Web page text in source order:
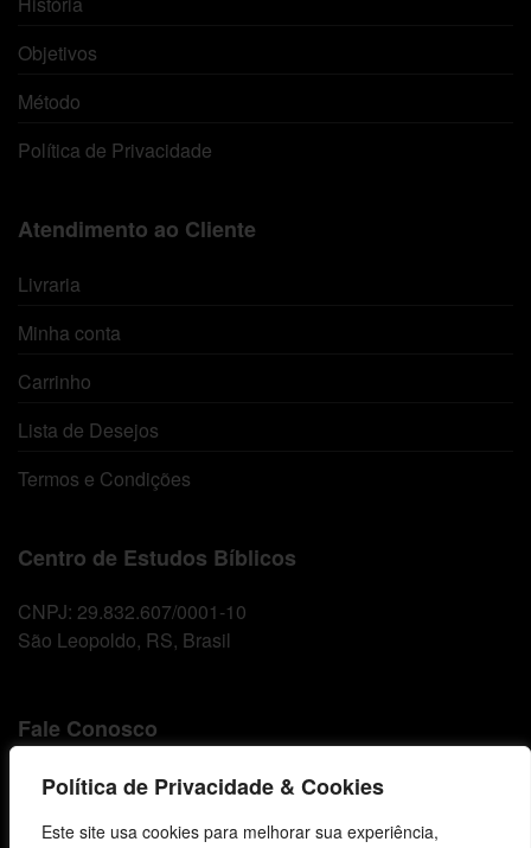
Política de Privacidade & Cookies
Este site usa cookies para melhorar sua experiência,
Objetivos
Método
Política de Privacidade
Atendimento ao Cliente
Livraria
Minha conta
Carrinho
Lista de Desejos
Termos e Condições
Centro de Estudos Bíblicos
CNPJ: 29.832.607/0001-10
São Leopoldo, RS, Brasil
Fale Conosco
E-mails
comunicacao@cebi.org.br